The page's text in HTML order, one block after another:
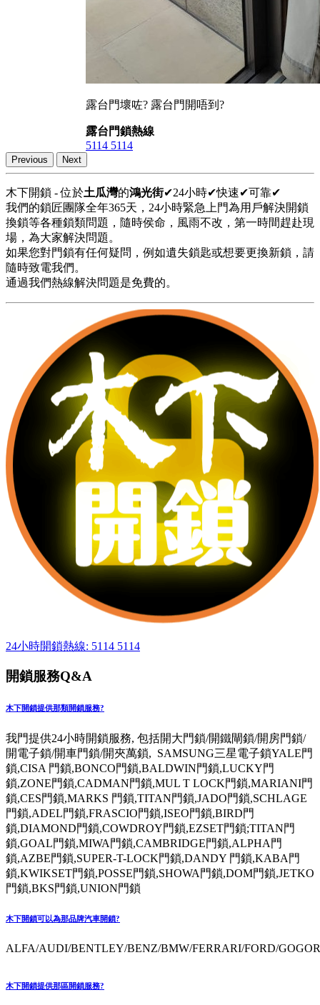
露台門壞咗? 露台門開唔到?
露台門鎖熱線
5114 5114
Previous Next
木下開鎖 - 位於土瓜灣的鴻光街✔24小時✔快速✔可靠✔
我們的鎖匠團隊全年365天，24小時緊急上門為用戶解決開鎖
換鎖等各種鎖類問題，隨時侯命，風雨不改，第一時間趕赴現
場，為大家解決問題。
如果您對門鎖有任何疑問，例如遺失鎖匙或想要更換新鎖，請
隨時致電我們。
通過我們熱線解決問題是免費的。
24小時開鎖熱線: 5114 5114
開鎖服務Q&A
木下開鎖提供那類開鎖服務?
我門提供24小時開鎖服務, 包括開大門鎖/開鐵閘鎖/開房門鎖/
開電子鎖/開車門鎖/開夾萬鎖, SAMSUNG三星電子鎖YALE門
鎖,CISA 門鎖,BONCO門鎖,BALDWIN門鎖,LUCKY門
鎖,ZONE門鎖,CADMAN門鎖,MUL T LOCK門鎖,MARIANI門
鎖,CES門鎖,MARKS 門鎖,TITAN門鎖,JADO門鎖,SCHLAGE
門鎖,ADEL門鎖,FRASCIO門鎖,ISEO門鎖,BIRD門
鎖,DIAMOND門鎖,COWDROY門鎖,EZSET門鎖;TITAN門
鎖,GOAL門鎖,MIWA門鎖,CAMBRIDGE門鎖,ALPHA門
鎖,AZBE門鎖,SUPER-T-LOCK門鎖,DANDY 門鎖,KABA門
鎖,KWIKSET門鎖,POSSE門鎖,SHOWA門鎖,DOM門鎖,JETKO
門鎖,BKS門鎖,UNION門鎖
木下開鎖可以為那品牌汽車開鎖?
ALFA/AUDI/BENTLEY/BENZ/BMW/FERRARI/FORD/
木下開鎖提供那區開鎖服務?